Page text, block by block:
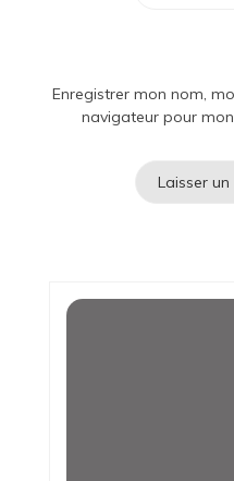
Enregistrer mon nom,
navigateur pour